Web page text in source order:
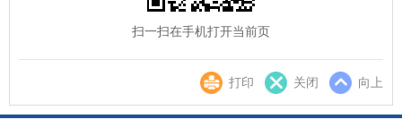
扫一扫在手机打开当前页
打印 关闭 向上